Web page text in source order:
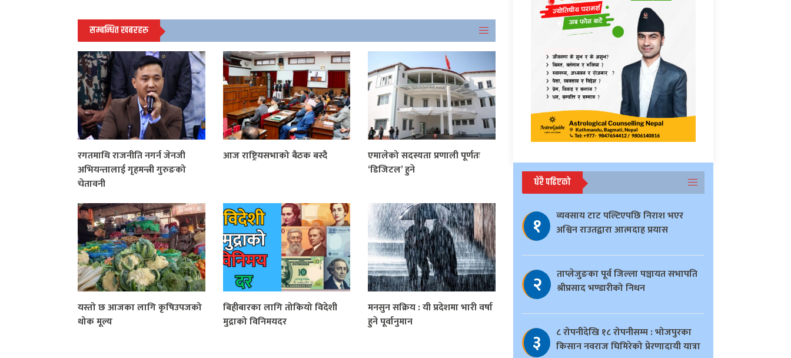
सम्बन्धित खबरहरु
रगतमाथि राजनीति नगर्न जेनजी
अभियन्तालाई गृहमन्त्री गुरुङको
चेतावनी
आज राष्ट्रियसभाको बैठक बस्दै
एमालेको सदस्यता प्रणाली पूर्णतः
‘डिजिटल’ हुने
यस्तो छ आजका लागि कृषिउपजको
थोक मूल्य
बिहीबारका लागि तोकियो विदेशी
मुद्राको विनिमयदर
मनसुन सक्रिय : यी प्रदेशमा भारी वर्षा
हुने पूर्वानुमान
धेरै पढिएको
१
व्यवसाय टाट पल्टिएपछि निराश भएर
अश्विन राउतद्वारा आत्मदाह प्रयास
२
ताप्लेजुङका पूर्व जिल्ला पञ्चायत सभापति
श्रीप्रसाद भण्डारीको निधन
३
८ रोपनीदेखि १८ रोपनीसम्म : भोजपुरका
किसान नवराज घिमिरेको प्रेरणादायी यात्रा